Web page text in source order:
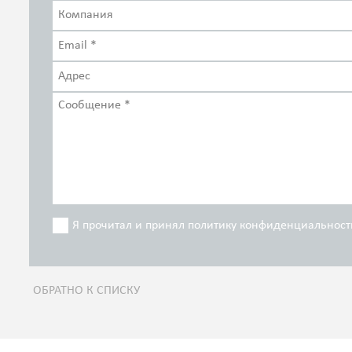
Я прочитал и принял политику
ОБРАТНО К СПИСКУ